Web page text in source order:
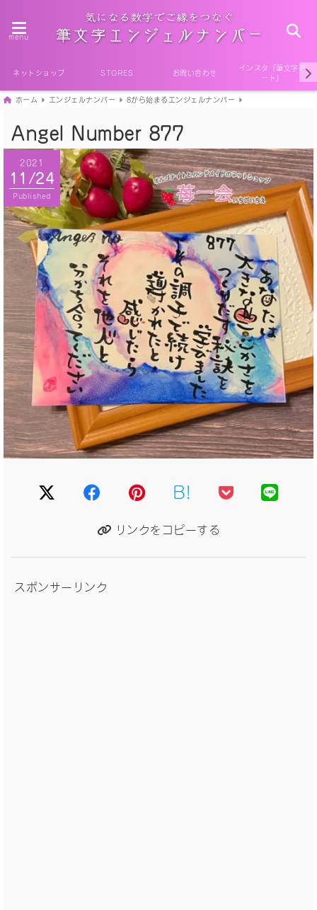
menu
ネットショップ STORES お問い合わせ
インスタ『筆文字ア
ート』
ホーム エンジェルナンバー 8から始まるエンジェルナンバー
Angel Number 877
2021
11/24
Published
B!
リンクをコピーする
スポンサーリンク